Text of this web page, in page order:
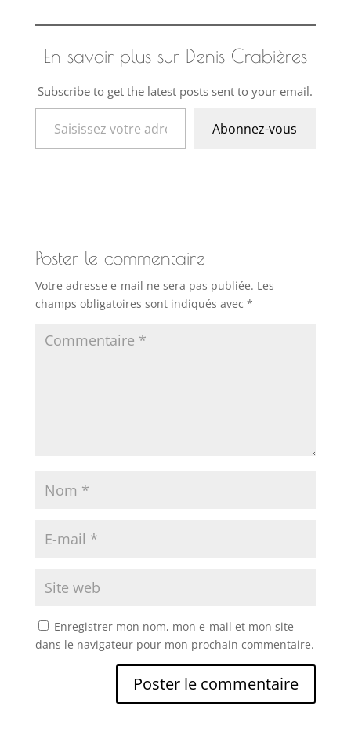
En savoir plus sur Denis Crabières
Subscribe to get the latest posts sent to your email.
Saisissez votre adresse e-mail…
Abonnez-vous
Poster le commentaire
Votre adresse e-mail ne sera pas publiée. Les
champs obligatoires sont indiqués avec *
Enregistrer mon nom, mon e-mail et mon site
dans le navigateur pour mon prochain commentaire.